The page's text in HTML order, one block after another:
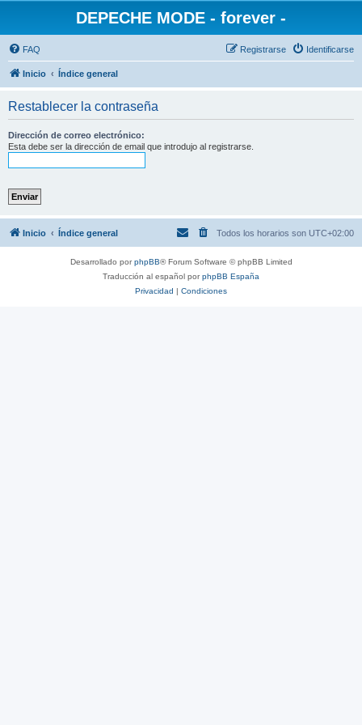
DEPECHE MODE - forever -
FAQ Identificarse
Registrarse
Inicio Índice general
Restablecer la contraseña
Dirección de correo electrónico:
Esta debe ser la dirección de email que introdujo al registrarse.
Inicio Índice general Todos los horarios son UTC+02:00
Desarrollado porphpBB® Forum Software © phpBB Limited
Traducción al español porphpBB España
Privacidad | Condiciones